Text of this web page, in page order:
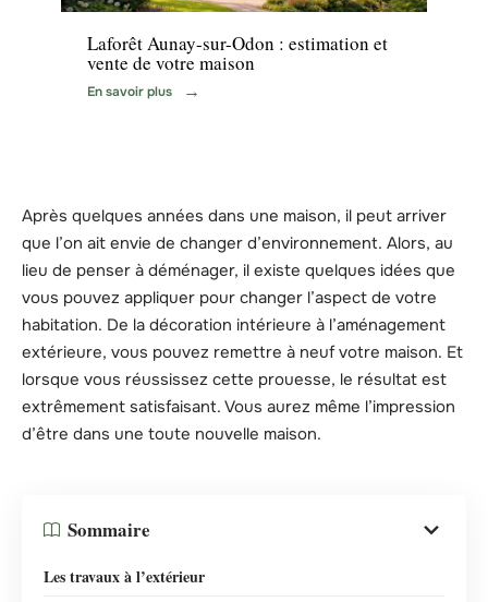
Laforêt Aunay-sur-Odon : estimation et
vente de votre maison
En savoir plus
Après quelques années dans une maison, il peut arriver
que l’on ait envie de changer d’environnement. Alors, au
lieu de penser à déménager, il existe quelques idées que
vous pouvez appliquer pour changer l’aspect de votre
habitation. De la décoration intérieure à l’aménagement
extérieure, vous pouvez remettre à neuf votre maison. Et
lorsque vous réussissez cette prouesse, le résultat est
extrêmement satisfaisant. Vous aurez même l’impression
d’être dans une toute nouvelle maison.
Sommaire
Les travaux à l’extérieur